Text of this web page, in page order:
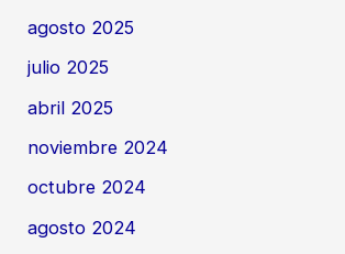
agosto 2025
julio 2025
abril 2025
noviembre 2024
octubre 2024
agosto 2024